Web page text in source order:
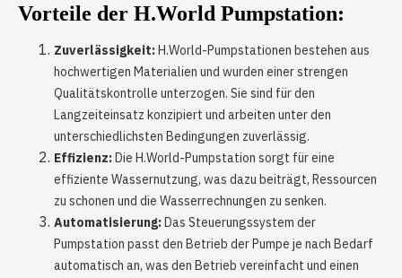
Vorteile der H.World Pumpstation:
Zuverlässigkeit:H.World-Pumpstationen bestehen aus
hochwertigen Materialien und wurden einer strengen
Qualitätskontrolle unterzogen. Sie sind für den
Langzeiteinsatz konzipiert und arbeiten unter den
unterschiedlichsten Bedingungen zuverlässig.
Effizienz:Die H.World-Pumpstation sorgt für eine
effiziente Wassernutzung, was dazu beiträgt, Ressourcen
zu schonen und die Wasserrechnungen zu senken.
Automatisierung:Das Steuerungssystem der
Pumpstation passt den Betrieb der Pumpe je nach Bedarf
automatisch an, was den Betrieb vereinfacht und einen